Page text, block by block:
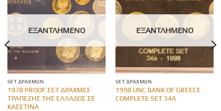
ΕΞΑΝΤΛΗΜΈΝΟ
SET ΔΡΑΧΜΏΝ
1978 PROOF ΣΕΤ ΔΡΑΧΜΕΣ
ΤΡΑΠΕΖΗΣ ΤΗΣ ΕΛΛΑΔΟΣ ΣΕ
ΚΑΣΕΤΙΝΑ
ΕΞΑΝΤΛΗΜΈΝΟ
SET ΔΡΑΧΜΏΝ
1998 UNC BANK OF GREECE
COMPLETE SET 34A